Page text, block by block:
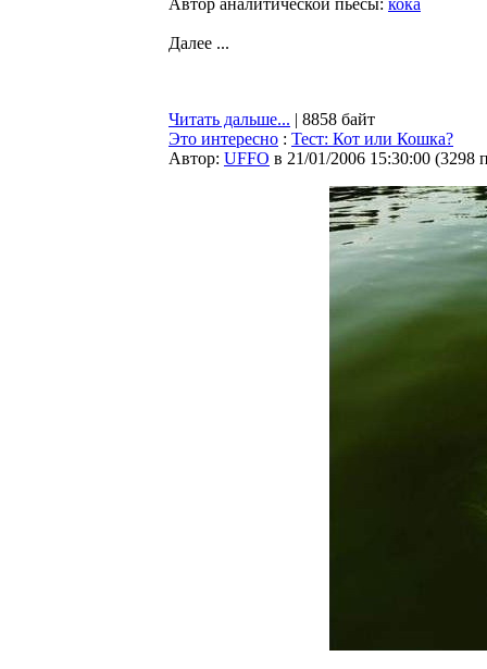
Автор аналитической пьесы: кока
Далее ...
Читать дальше... | 8858 байт
Это интересно : Тест: Кот или Кошка?
Автор: UFFO в 21/01/2006 15:30:00 (3298